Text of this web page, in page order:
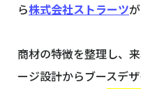
ら株式会社ストラーツ
商材の特徴を整理し、
ージ設計からブースデ